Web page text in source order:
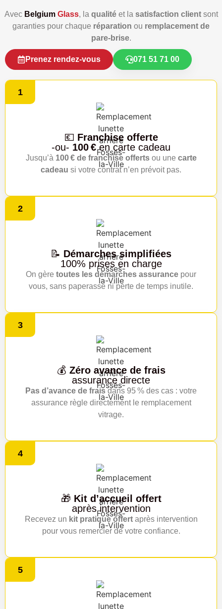
Avec Belgium Glass, la qualitéet la satisfaction clientsont
garanties pour chaque réparation ou remplacement de
pare‑brise.
Prenez rendez-vous 071 51 71 00
1
💶 Franchise offerte
-ou- 100 €en carte cadeau
Jusqu’à 100 € de franchise offertsou une carte
cadeau si votre contrat n’en prévoit pas.
2
📝 Démarches simplifiées
100% prises en charge
On gère toutes les démarches assurance pour
vous, sans paperasse ni perte de temps inutile.
3
💰 Zéro avance de frais
assurance directe
Pas d’avance de fraisdans 95 % des cas : votre
assurance règle directement le remplacement
vitrage.
4
🎁 Kit d’accueil offert
après intervention
Recevez un kit pratique offertaprès intervention
pour vous remercier de votre confiance.
5